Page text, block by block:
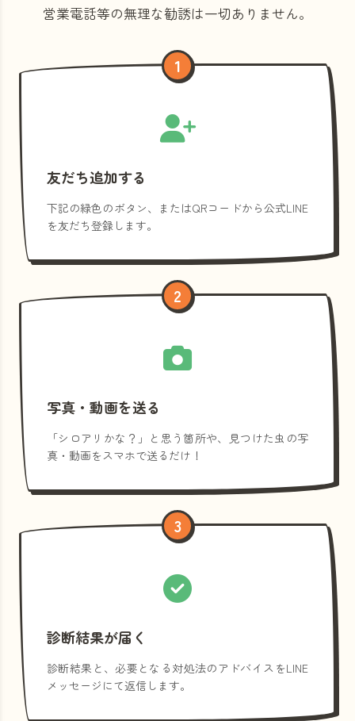
営業電話等の無理な勧誘は一切ありません。
1
友だち追加する
下記の緑色のボタン、またはQRコードから公式LINE
を友だち登録します。
2
写真・動画を送る
「シロアリかな？」と思う箇所や、見つけた虫の写
真・動画をスマホで送るだけ！
3
診断結果が届く
診断結果と、必要となる対処法のアドバイスをLINE
メッセージにて返信します。